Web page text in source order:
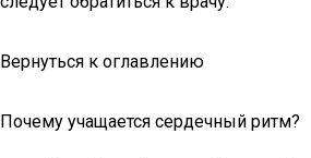
Вернуться к оглавлению
Почему учащается сердечный ритм?